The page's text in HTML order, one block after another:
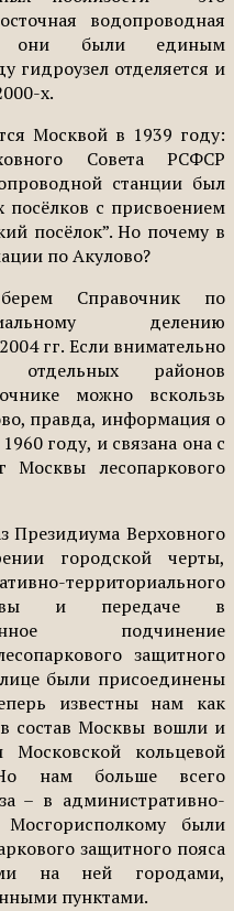
водопроводная
они были единым
гидроузел отделяется и
х.
Москвой в 1939 году:
Совета РСФСР
станции был
посёлков с присвоением
посёлок”. Но почему в
по Акулово?
Справочник по
делению
гг. Если внимательно
отдельных районов
можно вскользь
правда, информация о
году, и связана она с
Москвы лесопаркового
Президиума Верховного
городской черты,
территориального
и передаче в
подчинение
защитного
были присоединены
известны нам как
состав Москвы вошли и
Московской кольцевой
нам больше всего
– в административно-
Мосгорисполкому были
защитного пояса
на ней городами,
пунктами.